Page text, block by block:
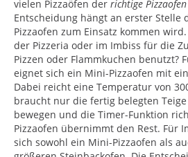
vielen Pizzaöfen der richtige Pizzaofen
Entscheidung hängt an erster Stelle
Pizzaofen zum Einsatz kommen
der Pizzeria oder im Imbiss für die
Pizzen oder Flammkuchen benutzt?
eignet sich ein Mini-Pizzaofen mit
Dabei reicht eine Temperatur von
braucht nur die fertig belegten
bewegen und die Timer-Funktion
Pizzaofen übernimmt den Rest. Für
sich sowohl ein Mini-Pizzaofen als